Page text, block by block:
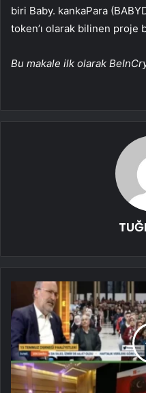
biri Baby. kankaPara
token’ı olarak bilinen proje
Bu makale ilk olarak